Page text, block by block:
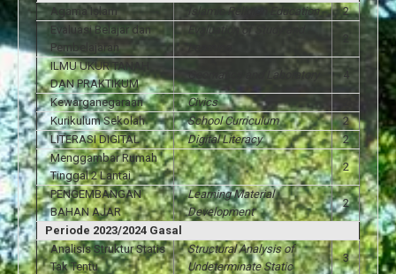
Agama Islam
Islamic Religion Education
2
Evaluasi Belajar dan
Pembelajaran
Evaluation of Study and
2
ILMU UKUR TANAH
DAN PRAKTIKUM
Geomatics and Laboratory 4
Kewarganegaraan Civics
Kurikulum Sekolah
School Curriculum
2
LITERASI DIGITAL
Digital Literacy
2
Menggambar Rumah
Tinggal 2 Lantai
2
PENGEMBANGAN
BAHAN AJAR
Learning Material
Development
2
Periode 2023/2024 Gasal
Analisis Struktur Statis
Tak Tentu
Structural Analysis of
Undeterminate Static
3